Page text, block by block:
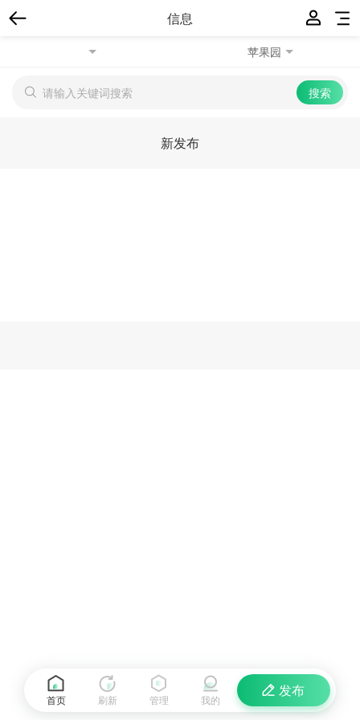
信息
苹果园
新发布
首页 刷新
发布
管理 我的